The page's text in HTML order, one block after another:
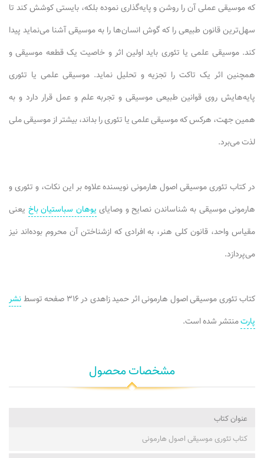
که موسیقی عملی آن را روشن و پایه‌گذاری نموده بلکه، بایستی کوشش کند تا
سهل‌ترین قانون طبیعی را که گوش انسان‌ها را به موسیقی آشنا می‌نماید پیدا
کند. موسیقی علمی یا تئوری باید اولین اثر و خاصیت یک قطعه موسیقی و
همچنین اثر یک تاکت را تجزیه و تحلیل نماید. موسیقی علمی یا تئوری
پایه‌هایش روی قوانین طبیعی موسیقی و تجربه علم و عمل قرار دارد و به
همین جهت، هرکس که موسیقی علمی یا تئوری را بداند، بیشتر از موسیقی ملی
لذت می‌برد.
در کتاب تئوری موسیقی اصول هارمونی نویسنده علاوه بر این نکات، و تئوری و
هارمونی موسیقی به شناساندن نصایح و وصایای یوهان سباستیان باخ یعنی
مقیاس واحد، قانون کلی هنر، به افرادی که ازشناختن آن محروم بوده‌اند نیز
می‌پردازد.
کتاب تئوری موسیقی اصول هارمونی اثر حمید زاهدی در ۳۱۶ صفحه توسط
نشر
پارتمنتشر شده است.
مشخصات محصول
عنوان کتاب
کتاب تئوری موسیقی اصول هارمونی